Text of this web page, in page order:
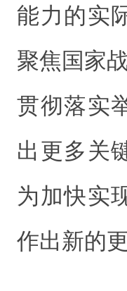
能力的实
聚焦国家
贯彻落实
出更多关
为加快实
作出新的